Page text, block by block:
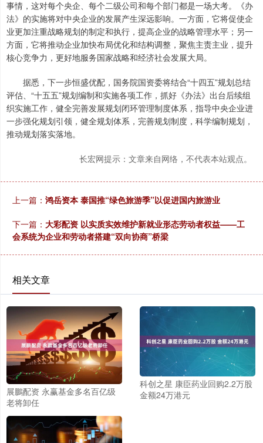
事情，这对每个央企、每个二级公司和每个部门都是一场大考。《办
法》的实施将对中央企业的发展产生深远影响。一方面，它将促使企
业更加注重战略规划的制定和执行，提高企业的战略管理水平；另一
方面，它将推动企业加快布局优化和结构调整，聚焦主责主业，提升
核心竞争力，更好地服务国家战略和经济社会发展大局。
据悉，下一步恒盛优配，国务院国资委将结合“十四五”规划总结
评估、“十五五”规划编制和实施各项工作，抓好《办法》出台后续组
织实施工作，健全完善发展规划闭环管理制度体系，指导中央企业进
一步强化规划引领，健全规划体系，完善规划制度，科学编制规划，
推动规划落实落地。
长宏网提示：文章来自网络，不代表本站观点。
上一篇： 鸿岳资本 泰国推“绿色旅游季”以促进国内旅游业
下一篇： 大彩配资 以实质实效维护新就业形态劳动者权益——工
会系统为企业和劳动者搭建“双向协商”桥梁
相关文章
展鵬配资 永赢基金多名百亿级
老将卸任
科创之星 康臣药业回购2.2万股
金额24万港元